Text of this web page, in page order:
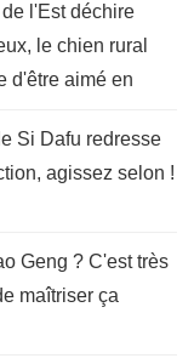
l'Est déchire
le chien rural
d'être aimé en
Si Dafu redresse
agissez selon !
Geng ? C'est très
maîtriser ça